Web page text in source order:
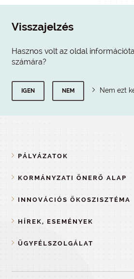
Visszajelzés
Hasznos volt az oldal
számára?
IGEN NEM Nem ezt
PÁLYÁZATOK
KORMÁNYZATI ÖNERŐ ALAP
INNOVÁCIÓS ÖKOSZISZTÉMA
HÍREK, ESEMÉNYEK
ÜGYFÉLSZOLGÁLAT